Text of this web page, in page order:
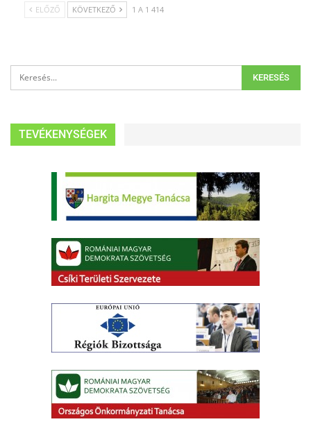
ELŐZŐ KÖVETKEZŐ 1 A 1 414
TEVÉKENYSÉGEK